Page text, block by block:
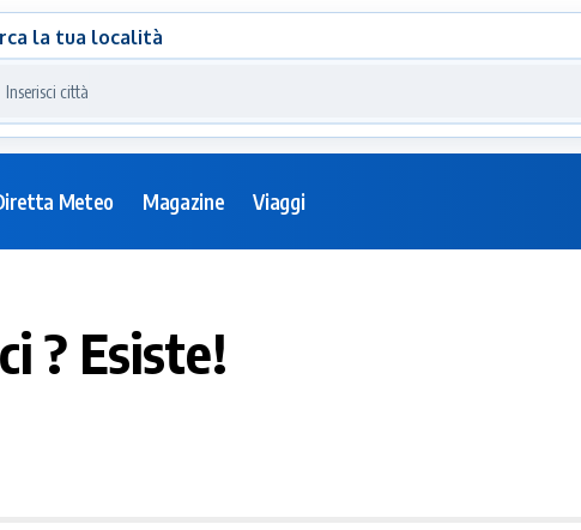
la tua località
Meteo Magazine Viaggi
? Esiste!